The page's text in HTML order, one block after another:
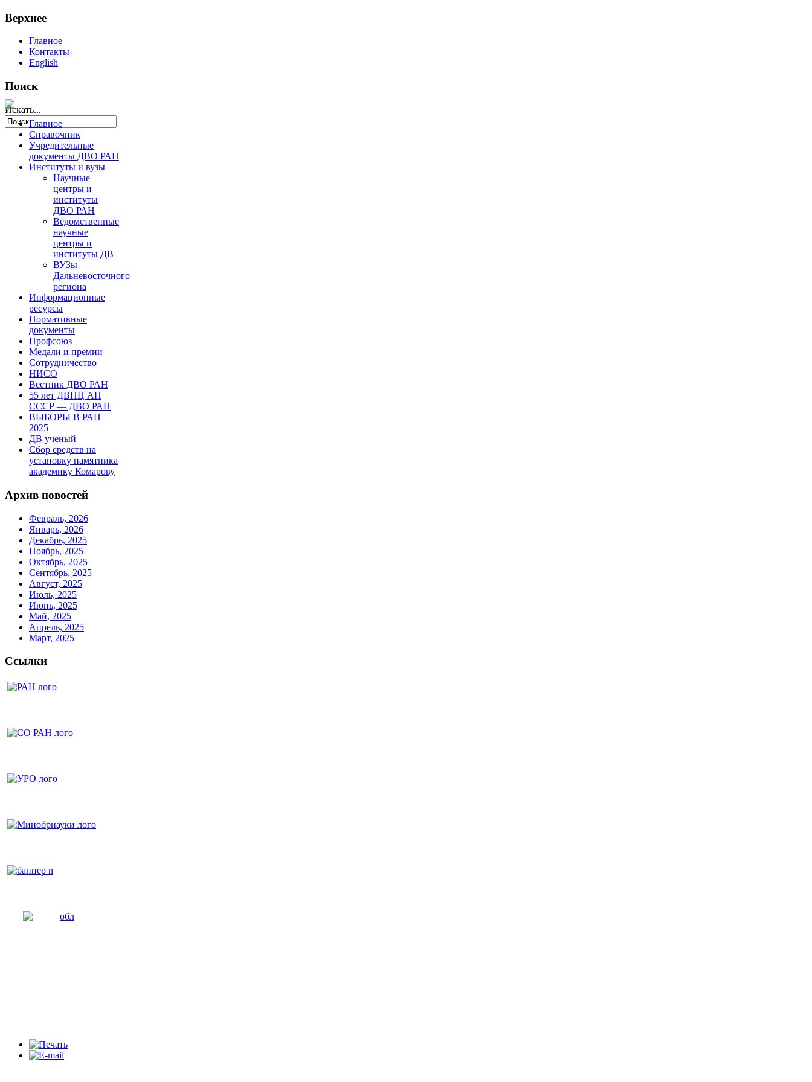
Верхнее
Главное
Контакты
English
Поиск
Искать...
Главное
Справочник
Учредительные
документы ДВО РАН
Институты и вузы
Научные
центры и
институты
ДВО РАН
Ведомственные
научные
центры и
институты ДВ
ВУЗы
Дальневосточного
региона
Информационные
ресурсы
Нормативные
документы
Профсоюз
Медали и премии
Сотрудничество
НИСО
Вестник ДВО РАН
55 лет ДВНЦ АН
СССР — ДВО РАН
ВЫБОРЫ В РАН
2025
ДВ ученый
Сбор средств на
установку памятника
академику Комарову
Архив новостей
Февраль, 2026
Январь, 2026
Декабрь, 2025
Ноябрь, 2025
Октябрь, 2025
Сентябрь, 2025
Август, 2025
Июль, 2025
Июнь, 2025
Май, 2025
Апрель, 2025
Март, 2025
Ссылки